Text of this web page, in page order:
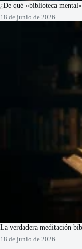
¿De qué «biblioteca mental»
18 de junio de 2026
La verdadera meditación
18 de junio de 2026